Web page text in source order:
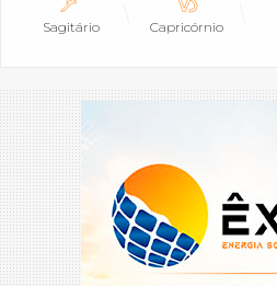
Sagitário Capricórnio